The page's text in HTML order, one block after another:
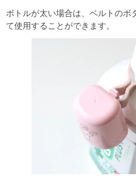
ボトルが太い場合は、ベルトのボ
て使用することができます。